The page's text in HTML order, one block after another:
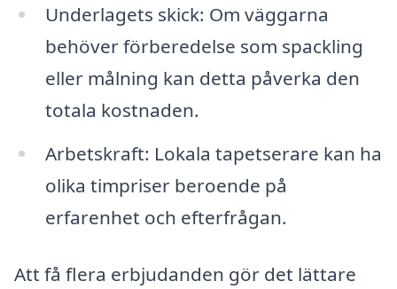
Underlagets skick: Om väggarna
behöver förberedelse som spackling
eller målning kan detta påverka den
totala kostnaden.
Arbetskraft: Lokala tapetserare kan ha
olika timpriser beroende på
erfarenhet och efterfrågan.
Att få flera erbjudanden gör det lättare